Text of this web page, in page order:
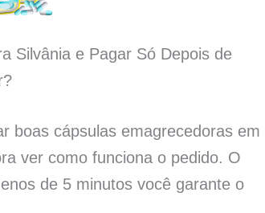
Silvânia e Pagar Só Depois de
boas cápsulas emagrecedoras em
ver como funciona o pedido. O
de 5 minutos você garante o